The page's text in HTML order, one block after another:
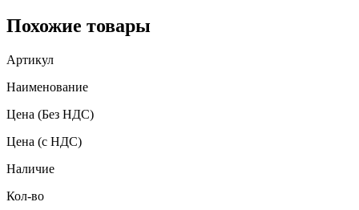
Похожие товары
Артикул
Наименование
Цена (Без НДС)
Цена (с НДС)
Наличие
Кол-во